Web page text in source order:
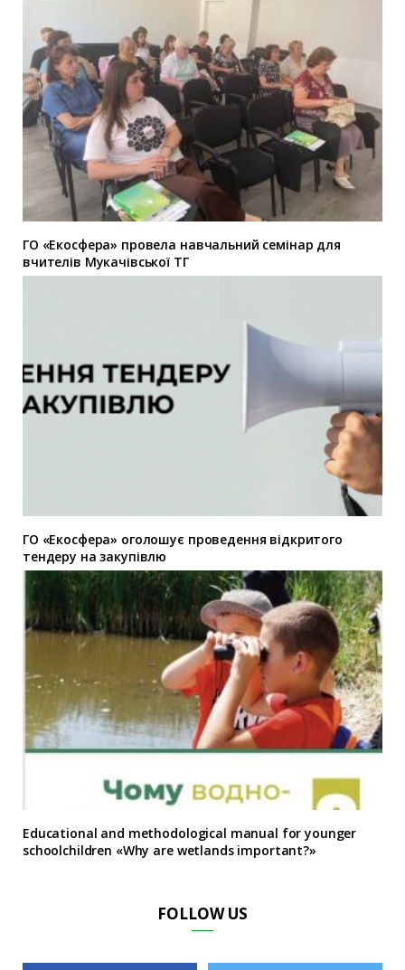
ГО «Екосфера» провела навчальний семінар для
вчителів Мукачівської ТГ
ГО «Екосфера» оголошує проведення відкритого
тендеру на закупівлю
Educational and methodological manual for younger
schoolchildren «Why are wetlands important?»
FOLLOW US